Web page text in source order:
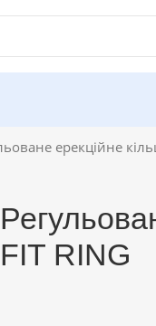
ерекційне
FIT RING